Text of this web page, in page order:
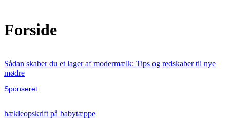
Forside
Sådan skaber du et lager af modermælk: Tips og redskaber til nye
mødre
Sponseret
hækleopskrift på babytæppe